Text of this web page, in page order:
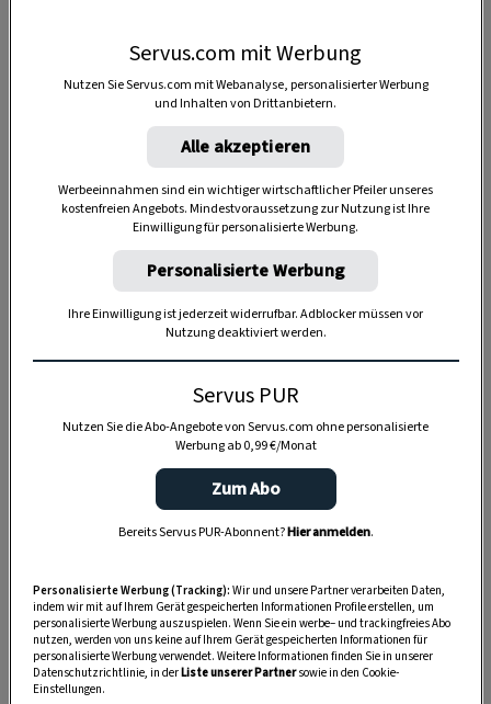
Anzeige
SPEICHERN DRUCKEN
Zutaten
Servus.com mit Werbung
Nutzen Sie Servus.com mit Webanalyse, personalisierter Werbung
und Inhalten von Drittanbietern.
Alle akzeptieren
Werbeeinnahmen sind ein wichtiger wirtschaftlicher Pfeiler unseres
kostenfreien Angebots. Mindestvoraussetzung zur Nutzung ist Ihre
Einwilligung für personalisierte Werbung.
Personalisierte Werbung
Ihre Einwilligung ist jederzeit widerrufbar. Adblocker müssen vor
Nutzung deaktiviert werden.
Servus PUR
Nutzen Sie die Abo-Angebote von Servus.com ohne personalisierte
Werbung ab 0,99 €/Monat
Zum Abo
Bereits Servus PUR-Abonnent?Hier anmelden.
Personalisierte Werbung (Tracking): Wir und unsere Partner verarbeiten Daten,
indem wir mit auf Ihrem Gerät gespeicherten Informationen Profile erstellen, um
personalisierte Werbung auszuspielen. Wenn Sie ein werbe– und trackingfreies Abo
nutzen, werden von uns keine auf Ihrem Gerät gespeicherten Informationen für
personalisierte Werbung verwendet. Weitere Informationen finden Sie in unserer
Datenschutzrichtlinie, in derListe unserer Partnersowie in den Cookie-
Einstellungen.